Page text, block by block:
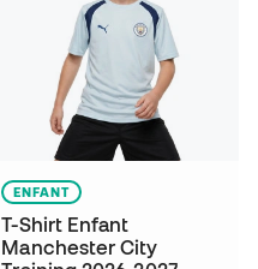
ENFANT
T-Shirt Enfant
Manchester City